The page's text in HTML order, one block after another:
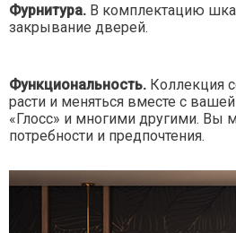
Фурнитура. В комплектацию
закрывание дверей.
Функциональность. Коллекция
расти и меняться вместе с
«Глосс» и многими другими. Вы
потребности и предпочтения.